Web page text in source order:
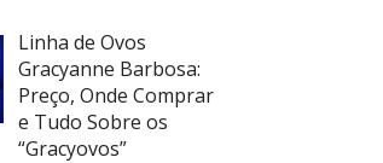
Linha de Ovos
Gracyanne Barbosa:
Preço, Onde Comprar
e Tudo Sobre os
“Gracyovos”